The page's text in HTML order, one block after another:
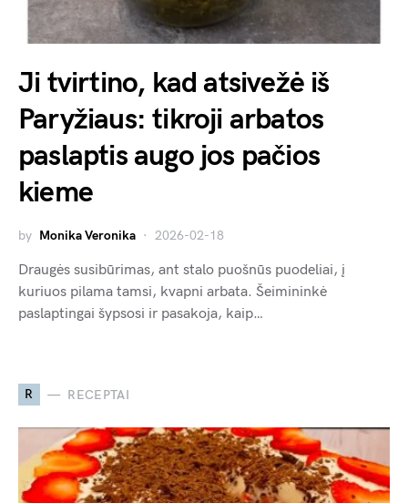
Ji tvirtino, kad atsivežė iš
Paryžiaus: tikroji arbatos
paslaptis augo jos pačios
kieme
by Monika Veronika 2026-02-18
Draugės susibūrimas, ant stalo puošnūs puodeliai, į
kuriuos pilama tamsi, kvapni arbata. Šeimininkė
paslaptingai šypsosi ir pasakoja, kaip…
R RECEPTAI